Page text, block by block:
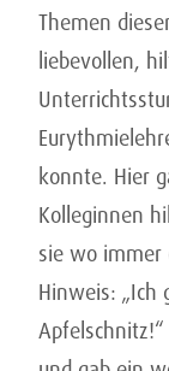
Themen
liebevollen,
konnte. Hier
Kolleginnen
sie wo
Hinweis: „Ich